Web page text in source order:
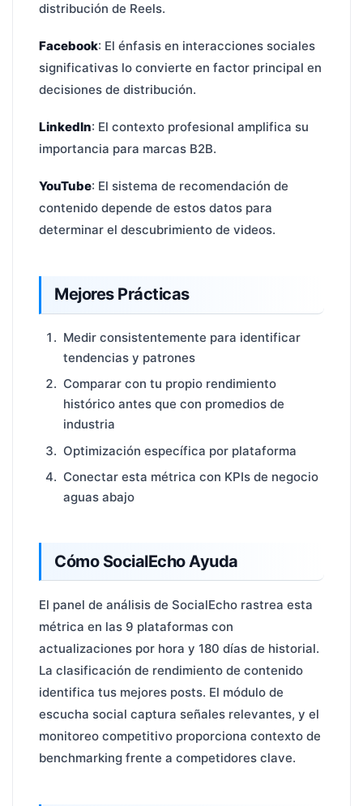
distribución de Reels.
Facebook: El énfasis en interacciones sociales
significativas lo convierte en factor principal en
decisiones de distribución.
LinkedIn: El contexto profesional amplifica su
importancia para marcas B2B.
YouTube: El sistema de recomendación de
contenido depende de estos datos para
determinar el descubrimiento de videos.
Mejores Prácticas
Medir consistentemente para identificar
tendencias y patrones
Comparar con tu propio rendimiento
histórico antes que con promedios de
industria
Optimización específica por plataforma
Conectar esta métrica con KPIs de negocio
aguas abajo
Cómo SocialEcho Ayuda
El panel de análisis de SocialEcho rastrea esta
métrica en las 9 plataformas con
actualizaciones por hora y 180 días de historial.
La clasificación de rendimiento de contenido
identifica tus mejores posts. El módulo de
escucha social captura señales relevantes, y el
monitoreo competitivo proporciona contexto de
benchmarking frente a competidores clave.